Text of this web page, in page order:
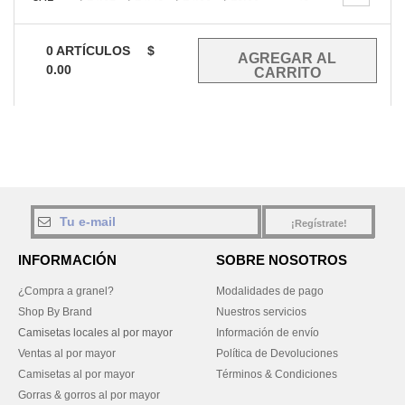
0ARTÍCULOS
$
0.00
¡Regístrate!
INFORMACIÓN
¿Compra a granel?
Shop By Brand
Camisetas locales al por mayor
Ventas al por mayor
Camisetas al por mayor
Gorras & gorros al por mayor
SOBRE NOSOTROS
Modalidades de pago
Nuestros servicios
Información de envío
Política de Devoluciones
Términos & Condiciones